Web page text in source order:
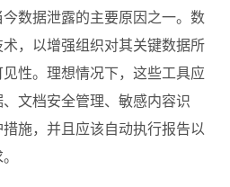
数据泄露的主要原因之一。数
，以增强组织对其关键数据所
性。理想情况下，这些工具应
文档安全管理、敏感内容识
施，并且应该自动执行报告以